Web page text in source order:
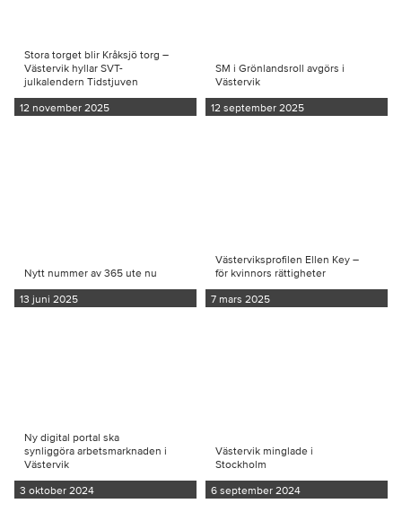
Stora torget blir Kråksjö torg –
Västervik hyllar SVT-
julkalendern Tidstjuven
12 november 2025
SM i Grönlandsroll avgörs i
Västervik
12 september 2025
Nytt nummer av 365 ute nu
13 juni 2025
Västerviksprofilen Ellen Key –
för kvinnors rättigheter
7 mars 2025
Ny digital portal ska
synliggöra arbetsmarknaden i
Västervik
3 oktober 2024
Västervik minglade i
Stockholm
6 september 2024